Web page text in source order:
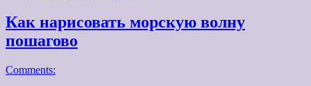
Как нарисовать морскую волну
пошагово
Comments: